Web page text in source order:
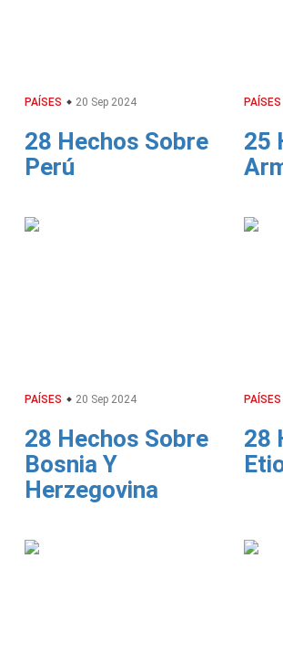
PAÍSES 20 Sep 2024
28 Hechos Sobre
Perú
PAÍSES
25
PAÍSES 20 Sep 2024
28 Hechos Sobre
Bosnia Y
Herzegovina
PAÍSES
28